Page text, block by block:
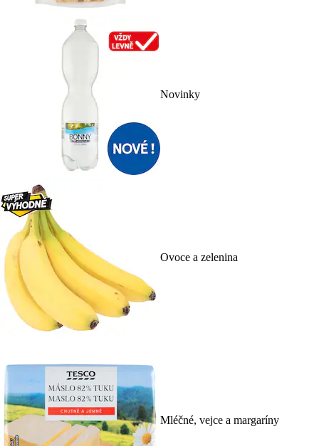
Novinky
Ovoce a zelenina
Mléčné, vejce a margaríny